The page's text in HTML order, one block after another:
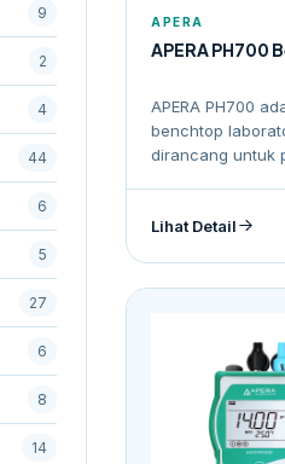
9
2
4
44
6
5
27
6
8
14
APERA
APERA PH700
APERA PH700
benchtop
dirancang untuk
Lihat Detail